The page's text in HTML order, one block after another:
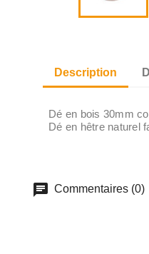
Description
Dé en bois 30mm
Dé en hêtre naturel
Commentaires (0)